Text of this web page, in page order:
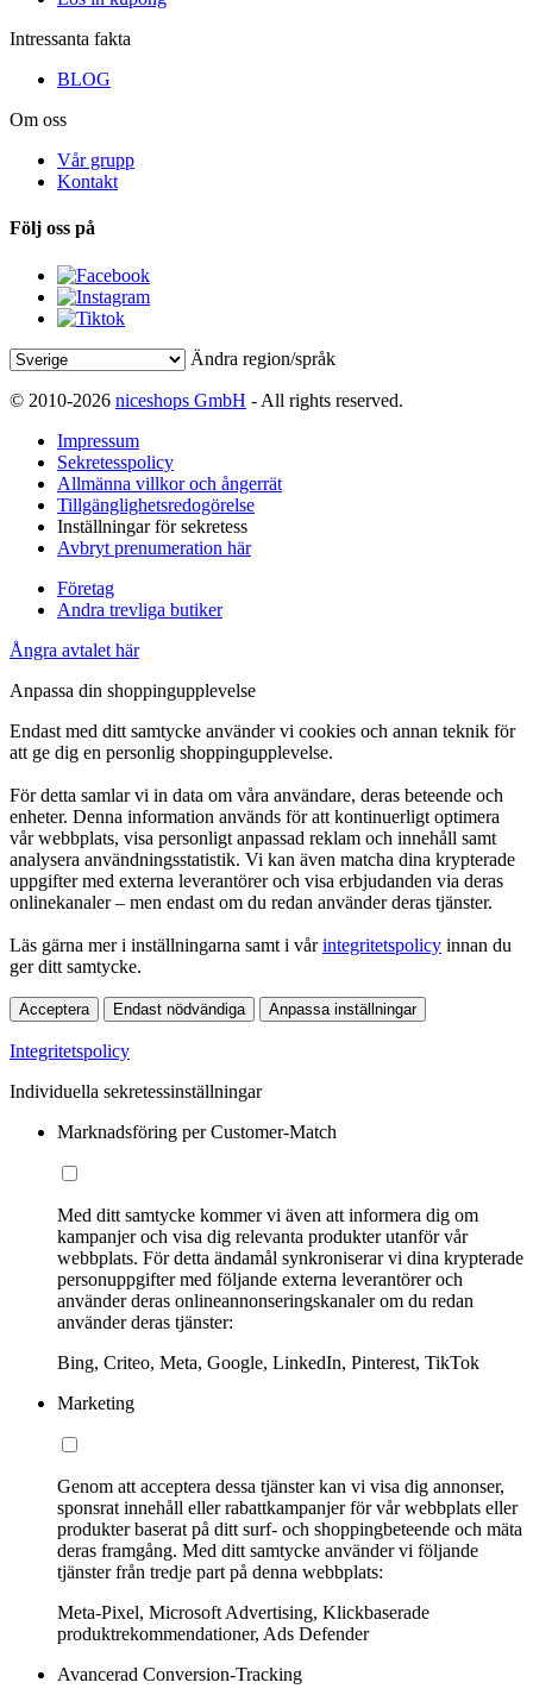
Intressanta fakta
BLOG
Om oss
Vår grupp
Kontakt
Följ oss på
Ändra region/språk
© 2010-2026 niceshops GmbH - All rights reserved.
Impressum
Sekretesspolicy
Allmänna villkor och ångerrät
Tillgänglighetsredogörelse
Inställningar för sekretess
Avbryt prenumeration här
Företag
Andra trevliga butiker
Ångra avtalet här
Anpassa din shoppingupplevelse
Endast med ditt samtycke använder vi cookies och annan teknik för
att ge dig en personlig shoppingupplevelse.
För detta samlar vi in data om våra användare, deras beteende och
enheter. Denna information används för att kontinuerligt optimera
vår webbplats, visa personligt anpassad reklam och innehåll samt
analysera användningsstatistik. Vi kan även matcha dina krypterade
uppgifter med externa leverantörer och visa erbjudanden via deras
onlinekanaler – men endast om du redan använder deras tjänster.
Läs gärna mer i inställningarna samt i vårintegritetspolicy innan du
ger ditt samtycke.
Acceptera Endast nödvändiga Anpassa inställningar
Integritetspolicy
Individuella sekretessinställningar
Marknadsföring per Customer-Match
Med ditt samtycke kommer vi även att informera dig om
kampanjer och visa dig relevanta produkter utanför vår
webbplats. För detta ändamål synkroniserar vi dina krypterade
personuppgifter med följande externa leverantörer och
använder deras onlineannonseringskanaler om du redan
använder deras tjänster:
Bing, Criteo, Meta, Google, LinkedIn, Pinterest, TikTok
Marketing
Genom att acceptera dessa tjänster kan vi visa dig annonser,
sponsrat innehåll eller rabattkampanjer för vår webbplats eller
produkter baserat på ditt surf- och shoppingbeteende och mäta
deras framgång. Med ditt samtycke använder vi följande
tjänster från tredje part på denna webbplats:
Meta-Pixel, Microsoft Advertising, Klickbaserade
produktrekommendationer, Ads Defender
Avancerad Conversion-Tracking